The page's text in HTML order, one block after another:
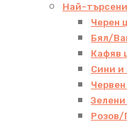
Най-
Черен
Бял/
Кафяв
Сини и
Розов/